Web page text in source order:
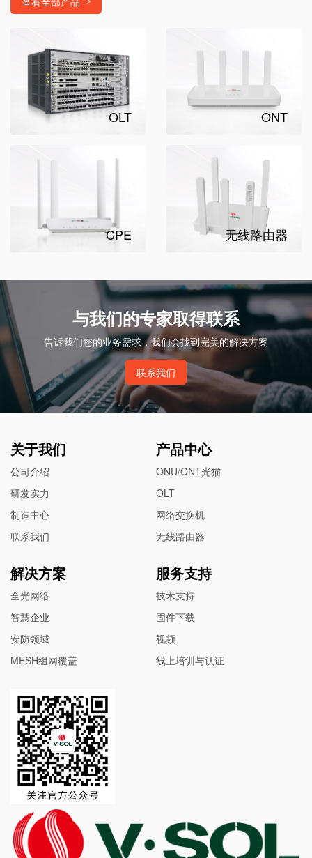
OLT ONT
CPE 无线路由器
与我们的专家取得联系
告诉我们您的业务需求，我们会找到完美的解决方案
联系我们
关于我们
公司介绍
研发实力
制造中心
联系我们
产品中心
ONU/ONT光猫
OLT
网络交换机
无线路由器
解决方案
全光网络
智慧企业
安防领域
MESH组网覆盖
服务支持
技术支持
固件下载
视频
线上培训与认证